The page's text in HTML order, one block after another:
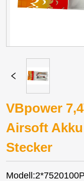
VBpower
Airsoft
Stecker